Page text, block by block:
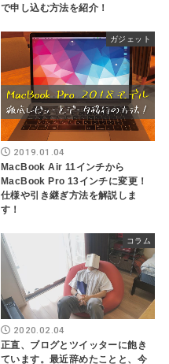
で申し込む方法を紹介！
ガジェット
2019.01.04
MacBook Air 11インチから
MacBook Pro 13インチに変更！
仕様や引き継ぎ方法を解説しま
す！
コラム
2020.02.04
正直、ブログとツイッターに飽き
ています。最近辞めたことと、今